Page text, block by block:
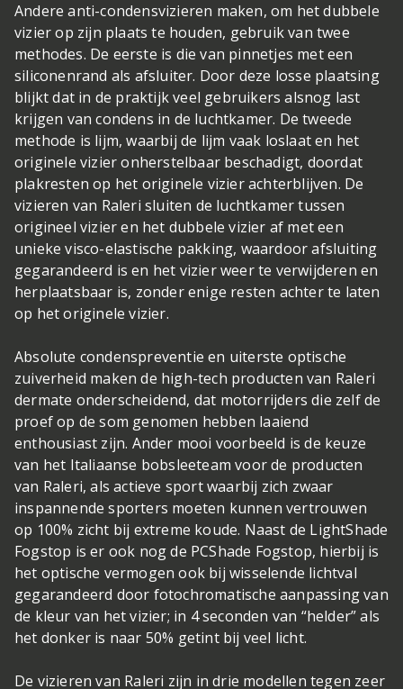
Andere anti-condensvizieren maken, om het dubbele
vizier op zijn plaats te houden, gebruik van twee
methodes. De eerste is die van pinnetjes met een
siliconenrand als afsluiter. Door deze losse plaatsing
blijkt dat in de praktijk veel gebruikers alsnog last
krijgen van condens in de luchtkamer. De tweede
methode is lijm, waarbij de lijm vaak loslaat en het
originele vizier onherstelbaar beschadigt, doordat
plakresten op het originele vizier achterblijven. De
vizieren van Raleri sluiten de luchtkamer tussen
origineel vizier en het dubbele vizier af met een
unieke visco-elastische pakking, waardoor afsluiting
gegarandeerd is en het vizier weer te verwijderen en
herplaatsbaar is, zonder enige resten achter te laten
op het originele vizier.
Absolute condenspreventie en uiterste optische
zuiverheid maken de high-tech producten van Raleri
dermate onderscheidend, dat motorrijders die zelf de
proef op de som genomen hebben laaiend
enthousiast zijn. Ander mooi voorbeeld is de keuze
van het Italiaanse bobsleeteam voor de producten
van Raleri, als actieve sport waarbij zich zwaar
inspannende sporters moeten kunnen vertrouwen
op 100% zicht bij extreme koude. Naast de LightShade
Fogstop is er ook nog de PCShade Fogstop, hierbij is
het optische vermogen ook bij wisselende lichtval
gegarandeerd door fotochromatische aanpassing van
de kleur van het vizier; in 4 seconden van “helder” als
het donker is naar 50% getint bij veel licht.
De vizieren van Raleri zijn in drie modellen tegen zeer